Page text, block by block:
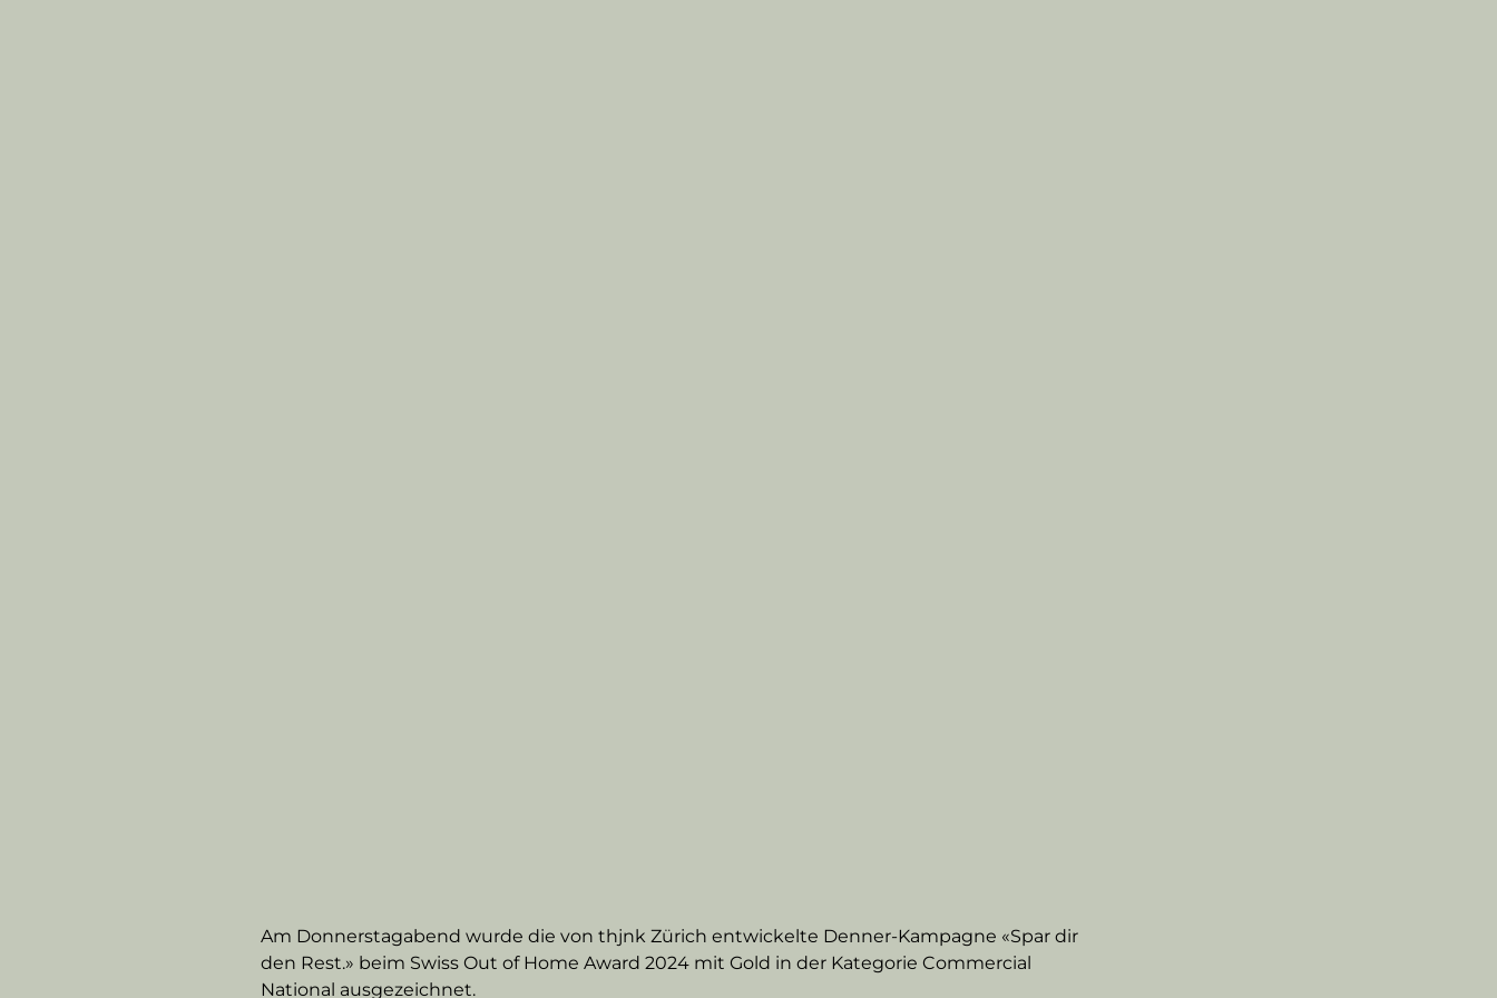
Am Donnerstagabend wurde die von thjnk Zürich entwickelte Denner-Kampagne «Spar dir
den Rest.» beim Swiss Out of Home Award 2024 mit Gold in der Kategorie Commercial
National ausgezeichnet.